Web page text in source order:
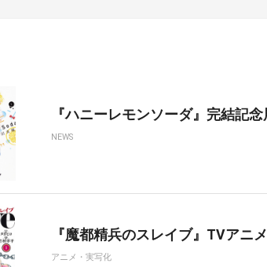
『ハニーレモンソーダ』完結記念
NEWS
『魔都精兵のスレイブ』TVアニ
アニメ・実写化